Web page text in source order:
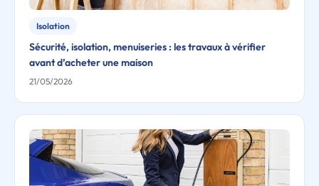
Isolation
Sécurité, isolation, menuiseries : les travaux à vérifier
avant d’acheter une maison
21/05/2026